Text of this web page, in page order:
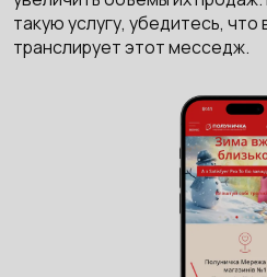
такую услугу, убедитесь,
транслирует этот месседж.